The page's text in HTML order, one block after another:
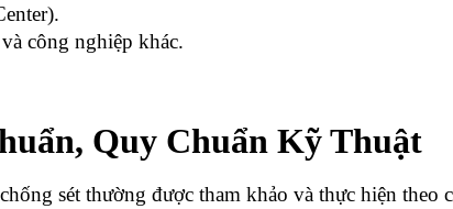
công nghiệp khác.
Quy Chuẩn Kỹ Thuật
sét thường được tham khảo và thực hiện theo